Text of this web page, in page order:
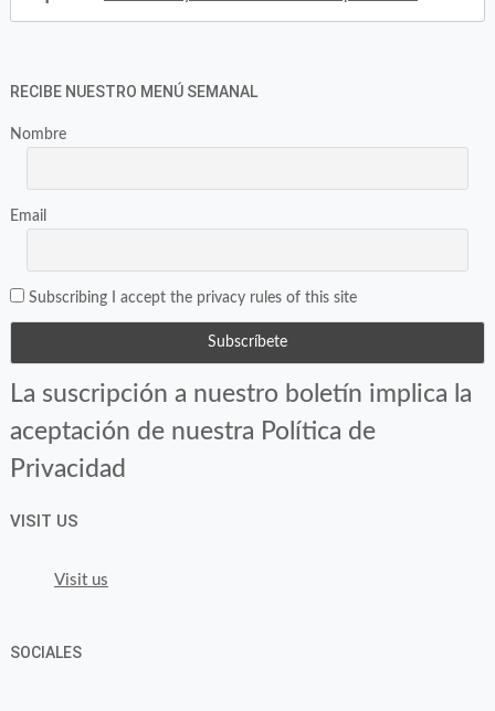
RECIBE NUESTRO MENÚ SEMANAL
Nombre
Email
Subscribing I accept the privacy rules of this site
La suscripción a nuestro boletín implica la
aceptación de nuestra Política de
Privacidad
VISIT US
Visit us
SOCIALES